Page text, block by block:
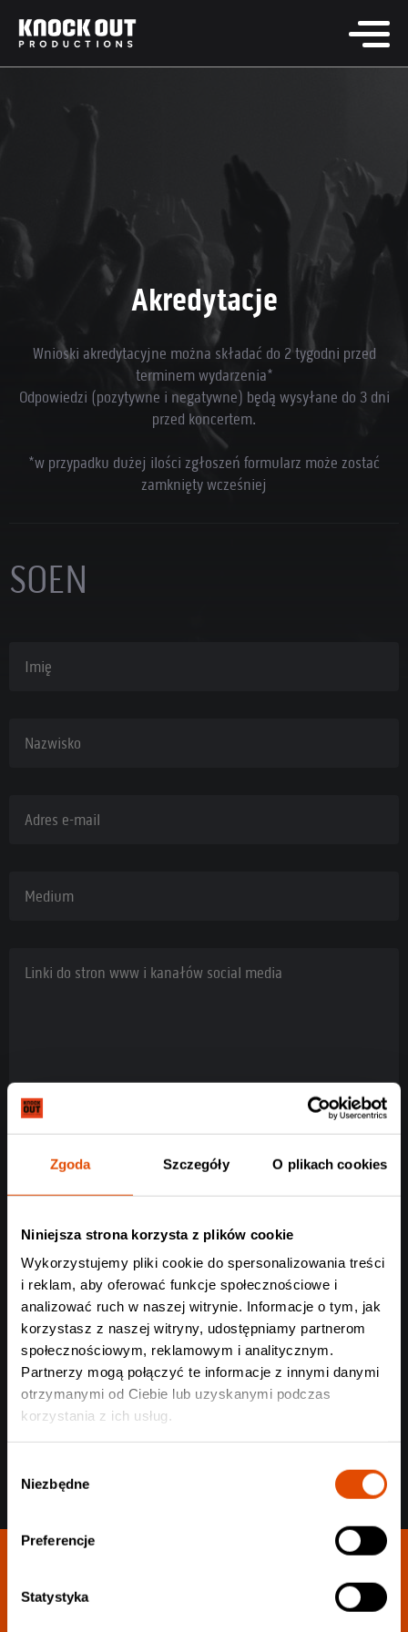
Zgoda Szczegóły O plikach cookies
Niniejsza strona korzysta z plików cookie
Wykorzystujemy pliki cookie do spersonalizowania treści
i reklam, aby oferować funkcje społecznościowe i
analizować ruch w naszej witrynie. Informacje o tym, jak
korzystasz z naszej witryny, udostępniamy partnerom
społecznościowym, reklamowym i analitycznym.
Partnerzy mogą połączyć te informacje z innymi danymi
otrzymanymi od Ciebie lub uzyskanymi podczas
korzystania z ich usług.
zgody
Niezbędne
Preferencje
Statystyka
Akredytacje
Wnioski akredytacyjne można składać do 2 tygodni przed
terminem wydarzenia*
Odpowiedzi (pozytywne i negatywne) będą wysyłane do 3 dni
przed koncertem.
*w przypadku dużej ilości zgłoszeń formularz może zostać
zamknięty wcześniej
SOEN
Nazwisko
Adres e-mail
Medium
Linki do stron www i kanałów social media
Wyślij